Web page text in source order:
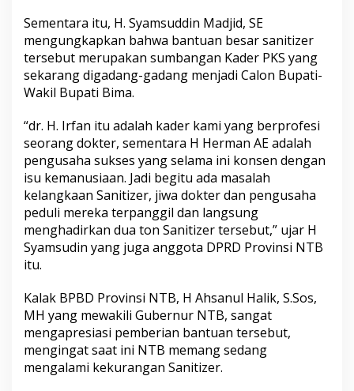
Sementara itu, H. Syamsuddin Madjid, SE
mengungkapkan bahwa bantuan besar sanitizer
tersebut merupakan sumbangan Kader PKS yang
sekarang digadang-gadang menjadi Calon Bupati-
Wakil Bupati Bima.
“dr. H. Irfan itu adalah kader kami yang berprofesi
seorang dokter, sementara H Herman AE adalah
pengusaha sukses yang selama ini konsen dengan
isu kemanusiaan. Jadi begitu ada masalah
kelangkaan Sanitizer, jiwa dokter dan pengusaha
peduli mereka terpanggil dan langsung
menghadirkan dua ton Sanitizer tersebut,” ujar H
Syamsudin yang juga anggota DPRD Provinsi NTB
itu.
Kalak BPBD Provinsi NTB, H Ahsanul Halik, S.Sos,
MH yang mewakili Gubernur NTB, sangat
mengapresiasi pemberian bantuan tersebut,
mengingat saat ini NTB memang sedang
mengalami kekurangan Sanitizer.